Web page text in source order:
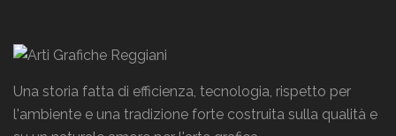
Una storia fatta di efficienza, tecnologia, rispetto per
l'ambiente e una tradizione forte costruita sulla qualità e